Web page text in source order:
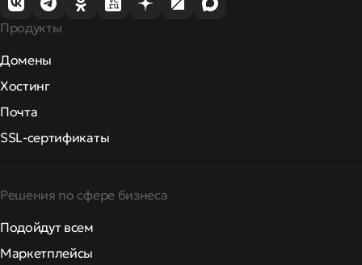
Продукты
Домены
Хостинг
Почта
SSL-сертификаты
Решения по сфере бизнеса
Подойдут всем
Маркетплейсы